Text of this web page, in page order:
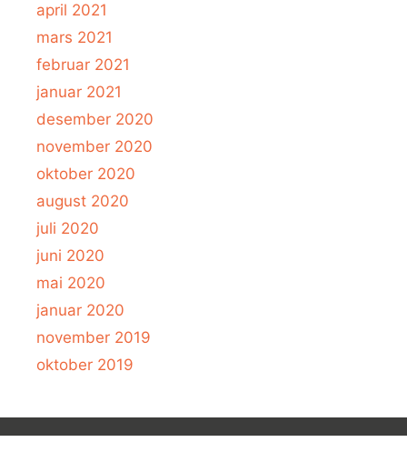
april 2021
mars 2021
februar 2021
januar 2021
desember 2020
november 2020
oktober 2020
august 2020
juli 2020
juni 2020
mai 2020
januar 2020
november 2019
oktober 2019